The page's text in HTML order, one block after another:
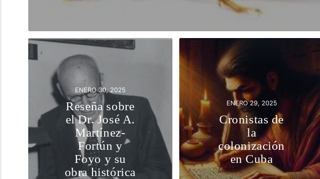
ENERO 30, 2025
Reseña sobre
el Dr. José A.
Martínez-
Fortún y
Foyo y su
obra histórica
ENERO 29, 2025
Cronistas de
la
colonización
en Cuba